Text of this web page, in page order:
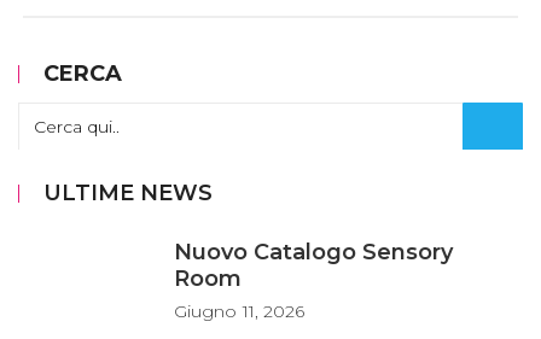
CERCA
ULTIME NEWS
Nuovo Catalogo Sensory
Room
Giugno 11, 2026